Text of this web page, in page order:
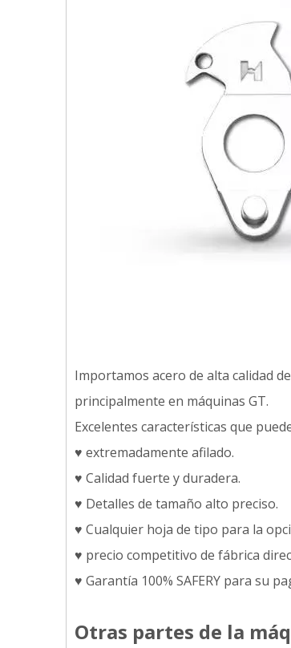
Importamos acero de alta calidad
principalmente en máquinas GT.
Excelentes características que
♥ extremadamente afilado.
♥ Calidad fuerte y duradera.
♥ Detalles de tamaño alto preciso.
♥ Cualquier hoja de tipo para la
♥ precio competitivo de fábrica
♥ Garantía 100% SAFERY para su
Otras partes de la